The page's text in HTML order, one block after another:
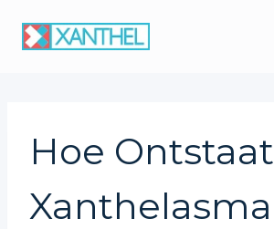
Hoe Ontstaat
Xanthelasma